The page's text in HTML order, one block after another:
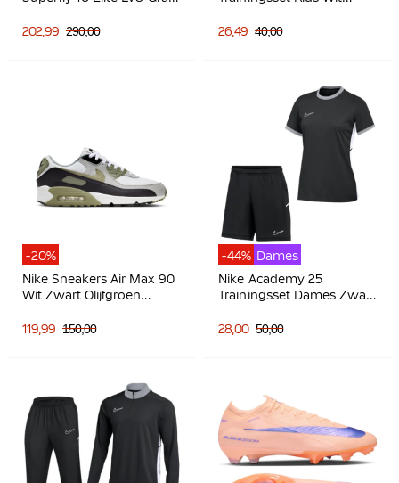
Zalmroze Donkerblauw
202,99 290,00
26,49 40,00
-20%
Nike Sneakers Air Max 90
Wit Zwart Olijfgroen
119,99 150,00
-44% Dames
Nike Academy 25
Trainingsset Dames Zwart
28,00 50,00